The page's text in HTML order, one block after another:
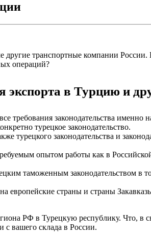
транспортные компании России.
операций?
в Турцию и
законодательства именно
турецкое законодательство.
турецкого законодательства и
опытом работы как в
таможенным законодательством в
европейские страны и страны
РФ в Турецкую республику. Что, в
с вашего склада в России.